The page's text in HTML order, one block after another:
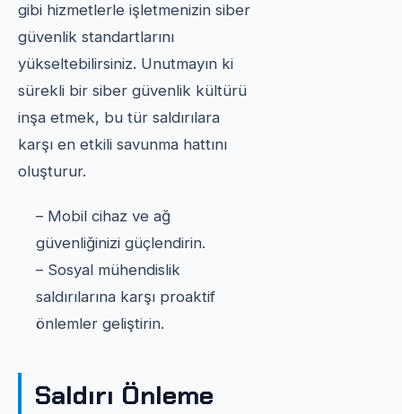
gibi hizmetlerle işletmenizin siber
güvenlik standartlarını
yükseltebilirsiniz. Unutmayın ki
sürekli bir siber güvenlik kültürü
inşa etmek, bu tür saldırılara
karşı en etkili savunma hattını
oluşturur.
– Mobil cihaz ve ağ
güvenliğinizi güçlendirin.
– Sosyal mühendislik
saldırılarına karşı proaktif
önlemler geliştirin.
Saldırı Önleme